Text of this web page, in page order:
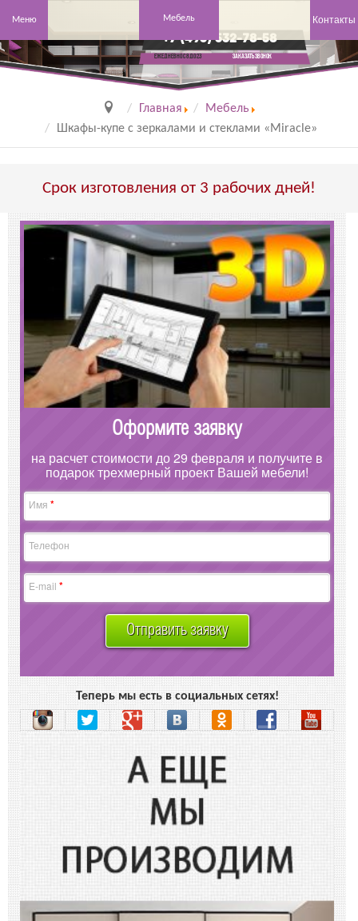
Меню Мебель Контакты
+7 (495) 532-78-58
Ежедневно с 8 до 23 заказать звонок
Главная
Мебель
Шкафы-купе с зеркалами и стеклами «Miracle»
Срок изготовления от 3 рабочих дней!
Оформите заявку
на расчет стоимости до 29 февраля и получите в
подарок трехмерный проект Вашей мебели!
Имя *
Телефон
E-mail *
Отправить заявку
Теперь мы есть в социальных сетях!